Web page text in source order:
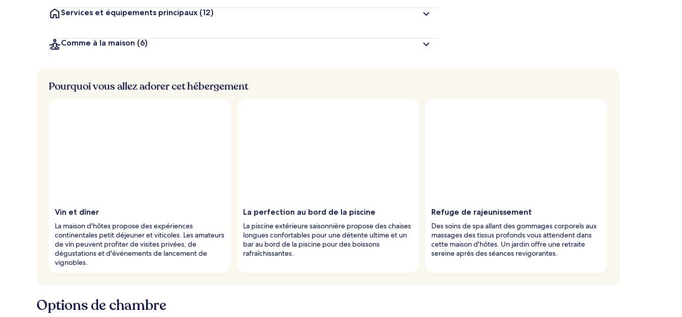
n
i
e
Services et équipements principaux (12)
Comme à la maison (6)
Pourquoi vous allez adorer cet hébergement
Vin et dîner
La maison d'hôtes propose des expériences
continentales petit déjeuner et viticoles. Les amateurs
de vin peuvent profiter de visites privées, de
dégustations et d'événements de lancement de
vignobles.
La perfection au bord de la piscine
La piscine extérieure saisonnière propose des chaises
longues confortables pour une détente ultime et un
bar au bord de la piscine pour des boissons
rafraîchissantes.
Refuge de rajeunissement
Des soins de spa allant des gommages corporels aux
massages des tissus profonds vous attendent dans
cette maison d'hôtes. Un jardin offre une retraite
sereine après des séances revigorantes.
Options de chambre